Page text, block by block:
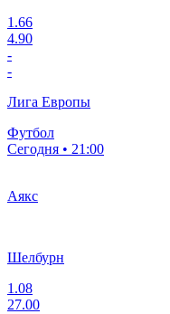
1.66
4.90
-
-
Лига Европы
Футбол
Сегодня • 21:00
Аякс
Шелбурн
1.08
27.00